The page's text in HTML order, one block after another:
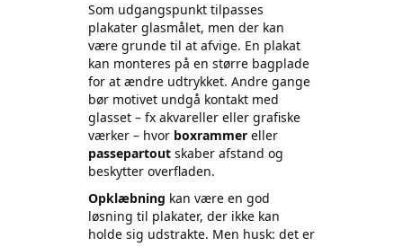
Som udgangspunkt tilpasses
plakater glasmålet, men der kan
være grunde til at afvige. En plakat
kan monteres på en større bagplade
for at ændre udtrykket. Andre gange
bør motivet undgå kontakt med
glasset – fx akvareller eller grafiske
værker – hvor boxrammer eller
passepartout skaber afstand og
beskytter overfladen.
Opklæbning kan være en god
løsning til plakater, der ikke kan
holde sig udstrakte. Men husk: det er